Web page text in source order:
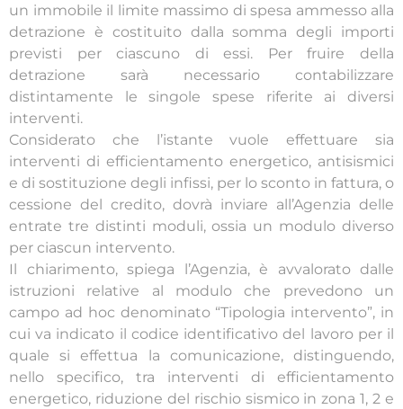
un immobile il limite massimo di spesa ammesso alla
detrazione è costituito dalla somma degli importi
previsti per ciascuno di essi. Per fruire della
detrazione sarà necessario contabilizzare
distintamente le singole spese riferite ai diversi
interventi.
Considerato che l’istante vuole effettuare sia
interventi di efficientamento energetico, antisismici
e di sostituzione degli infissi, per lo sconto in fattura, o
cessione del credito, dovrà inviare all’Agenzia delle
entrate tre distinti moduli, ossia un modulo diverso
per ciascun intervento.
Il chiarimento, spiega l’Agenzia, è avvalorato dalle
istruzioni relative al modulo che prevedono un
campo ad hoc denominato “Tipologia intervento”, in
cui va indicato il codice identificativo del lavoro per il
quale si effettua la comunicazione, distinguendo,
nello specifico, tra interventi di efficientamento
energetico, riduzione del rischio sismico in zona 1, 2 e